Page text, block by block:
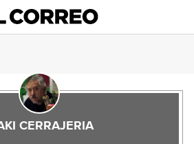
CERRAJERIA